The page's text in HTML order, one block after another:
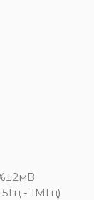
- 1МГц)